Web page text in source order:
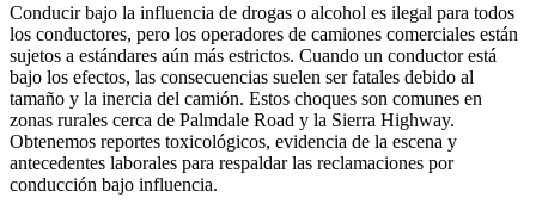
Conducir bajo la influencia de drogas o alcohol es ilegal para todos
los conductores, pero los operadores de camiones comerciales están
sujetos a estándares aún más estrictos. Cuando un conductor está
bajo los efectos, las consecuencias suelen ser fatales debido al
tamaño y la inercia del camión. Estos choques son comunes en
zonas rurales cerca de Palmdale Road y la Sierra Highway.
Obtenemos reportes toxicológicos, evidencia de la escena y
antecedentes laborales para respaldar las reclamaciones por
conducción bajo influencia.